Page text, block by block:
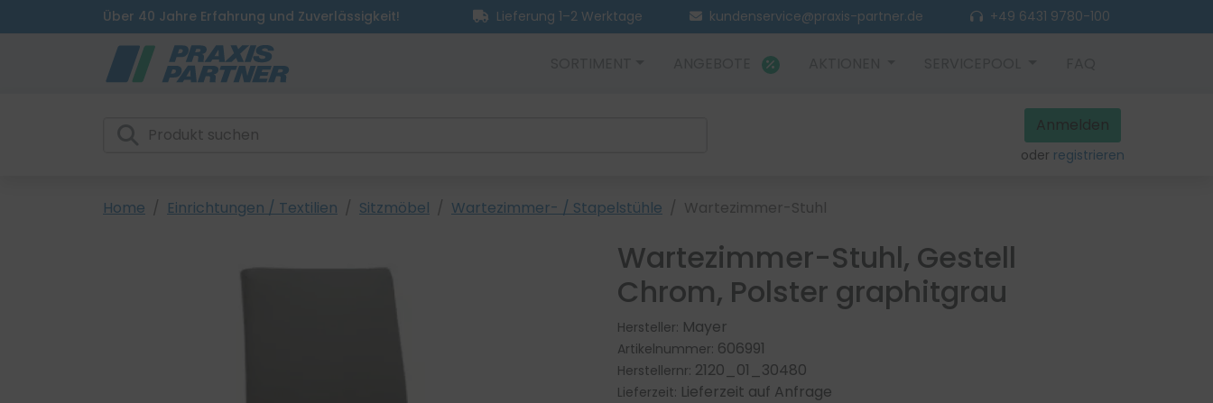
Über 40 Jahre Erfahrung und Zuverlässigkeit! Lieferung 1–2 Werktage kundenservice@praxis-partner.de +49 6431 9780-100
Anmelden
oder registrieren
Home Einrichtungen / Textilien Sitzmöbel Wartezimmer- / Stapelstühle Wartezimmer-Stuhl
Wartezimmer-Stuhl, Gestell
Chrom, Polster graphitgrau
Hersteller: Mayer
Artikelnummer: 606991
Herstellernr: 2120_01_30480
Lieferzeit: Lieferzeit auf Anfrage